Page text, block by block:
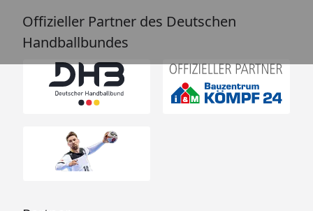
Offizieller Partner des Deutschen
Handballbundes